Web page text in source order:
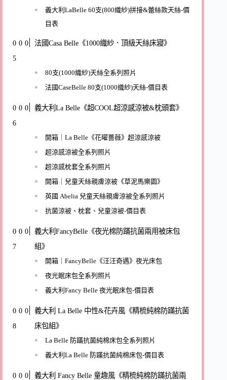
義大利LaBelle 60支(800織紗)拼接&蕾絲款天絲-價
目表
法國Casa Belle《1000織紗．頂級天絲床寢》
80支(1000織紗)天絲全系列照片
法國CaseBelle 80支(1000織紗)天絲-價目表
義大利La Belle《超COOL超涼感涼被&枕頭套》
開箱｜La Belle《花曜薔薇》超涼感涼被
超涼感涼被全系列照片
超涼感枕套全系列照片
開箱｜兒童天絲親膚涼被《草泥馬樂園》
英國 Abelia 兒童天絲親膚涼被全系列照片
抗菌涼被、枕套、兒童涼被-價目表
義大利FancyBelle《夜光棉防蹣抗菌兩用被床包
組》
開箱｜FancyBelle《汪汪奇遇》夜光床包
夜光眠床包全系列照片
義大利Fancy Belle 夜光眠床包-價目表
義大利 La Belle 中性&花卉風《精梳純棉防蹣抗菌
床包組》
La Belle 防蹣抗菌純棉床包全系列照片
義大利La Belle 防蹣抗菌純棉床包-價目表
義大利 Fancy Belle 童趣風《精梳純棉防蹣抗菌兩